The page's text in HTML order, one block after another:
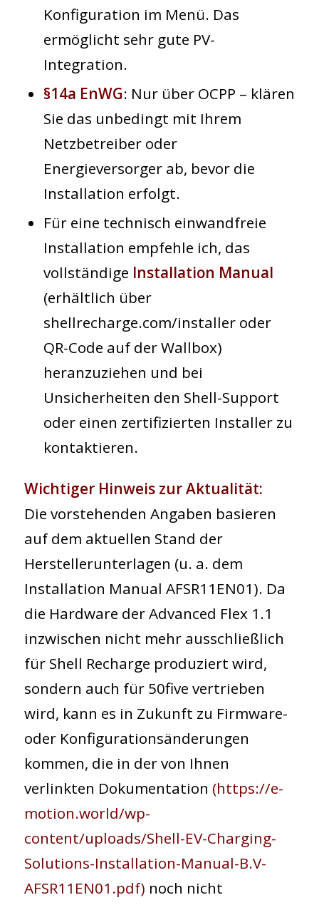
Konfiguration im Menü. Das
ermöglicht sehr gute PV-
Integration.
§14a EnWG: Nur über OCPP – klären
Sie das unbedingt mit Ihrem
Netzbetreiber oder
Energieversorger ab, bevor die
Installation erfolgt.
Für eine technisch einwandfreie
Installation empfehle ich, das
vollständige Installation Manual
(erhältlich über
shellrecharge.com/installer oder
QR-Code auf der Wallbox)
heranzuziehen und bei
Unsicherheiten den Shell-Support
oder einen zertifizierten Installer zu
kontaktieren.
Wichtiger Hinweis zur Aktualität:
Die vorstehenden Angaben basieren
auf dem aktuellen Stand der
Herstellerunterlagen (u. a. dem
Installation Manual AFSR11EN01). Da
die Hardware der Advanced Flex 1.1
inzwischen nicht mehr ausschließlich
für Shell Recharge produziert wird,
sondern auch für 50five vertrieben
wird, kann es in Zukunft zu Firmware-
oder Konfigurationsänderungen
kommen, die in der von Ihnen
verlinkten Dokumentation (https://e-
motion.world/wp-
content/uploads/Shell-EV-Charging-
Solutions-Installation-Manual-B.V-
AFSR11EN01.pdf) noch nicht